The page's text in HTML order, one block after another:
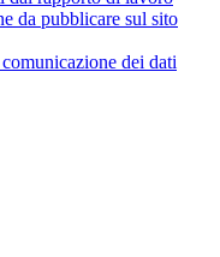
da pubblicare sul sito
dei dati